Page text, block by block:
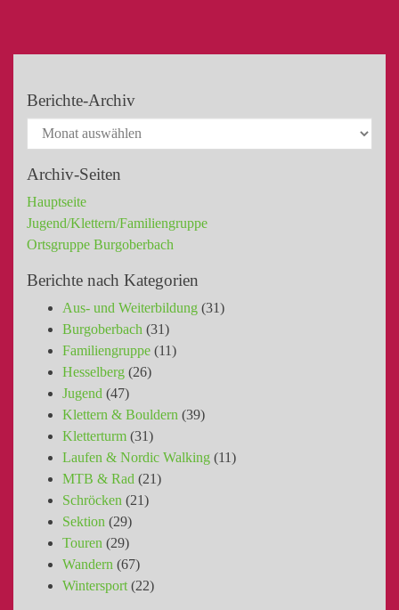
Berichte-Archiv
Archiv-Seiten
Hauptseite
Jugend/Klettern/Familiengruppe
Ortsgruppe Burgoberbach
Berichte nach Kategorien
Aus- und Weiterbildung (31)
Burgoberbach (31)
Familiengruppe (11)
Hesselberg (26)
Jugend (47)
Klettern & Bouldern (39)
Kletterturm (31)
Laufen & Nordic Walking (11)
MTB & Rad (21)
Schröcken (21)
Sektion (29)
Touren (29)
Wandern (67)
Wintersport (22)